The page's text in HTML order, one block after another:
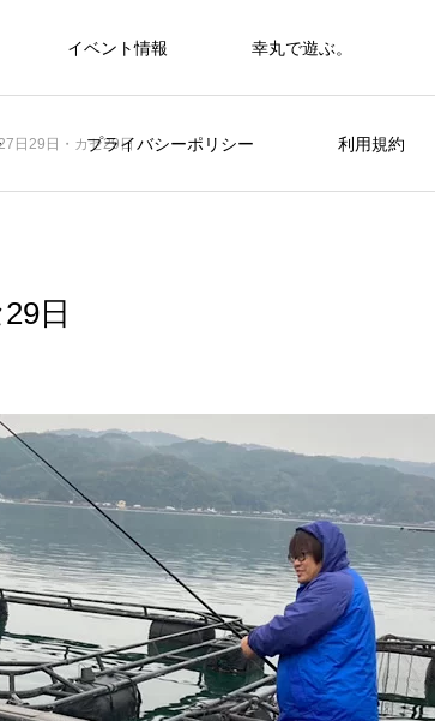
イベント情報 幸丸で遊ぶ。
プライバシーポリシー 利用規約
筏・カセ
山に囲まれた浦ノ内湾 大自然の中釣り
に没頭できます。
黒鯛を狙おう！
日29日・カセ29日
日